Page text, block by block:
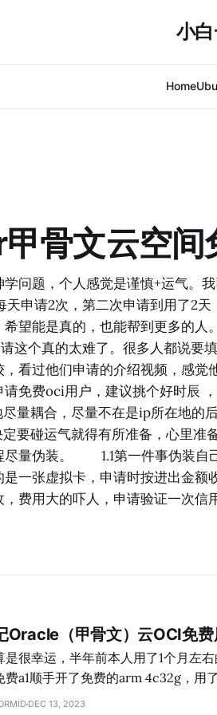
小
Home
骨文云空间
问题，个人感觉是谨慎+运气。
申请2次，第二次申请到用了2
望能是真的，也能帮到更多的人
个真的太难了。很多人都说要
看过他们申请的介绍视频，感觉
免费oci用户，建议挑个好时辰
量耦合，尽量不在是ip所在地的
碰运气就得有所准备，心里准
尽量伪装。 1.1第一件事伪装自
一张虚拟卡，申请时按进出金额
费用大的吓人，申请验证一次信
Oracle（甲骨文）云OCI免
是很幸运，半年前本人用了1个月左
费a1顺手开了免费的arm 4c32g，用
、忙时4k，8k拖进度条首次缓存等
DEC 13, 2023